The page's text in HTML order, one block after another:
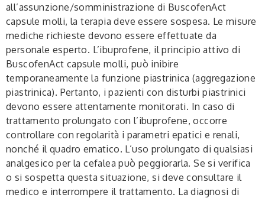
all’assunzione/somministrazione di BuscofenAct
capsule molli, la terapia deve essere sospesa. Le misure
mediche richieste devono essere effettuate da
personale esperto. L’ibuprofene, il principio attivo di
BuscofenAct capsule molli, può inibire
temporaneamente la funzione piastrinica (aggregazione
piastrinica). Pertanto, i pazienti con disturbi piastrinici
devono essere attentamente monitorati. In caso di
trattamento prolungato con l’ibuprofene, occorre
controllare con regolarità i parametri epatici e renali,
nonché il quadro ematico. L’uso prolungato di qualsiasi
analgesico per la cefalea può peggiorarla. Se si verifica
o si sospetta questa situazione, si deve consultare il
medico e interrompere il trattamento. La diagnosi di